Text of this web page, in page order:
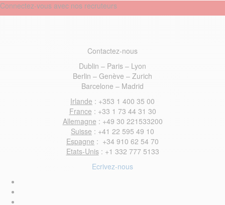
Connectez-vous avec nos recruteurs
Contactez-nous
Dublin – Paris – Lyon
Berlin – Genève – Zurich
Barcelone – Madrid
Irlande : +353 1 400 35 00
France : +33 1 73 44 31 30
Allemagne : +49 30 221533200
Suisse : +41 22 595 49 10
Espagne : +34 910 62 54 70
Etats-Unis: +1 332 777 5133
Ecrivez-nous